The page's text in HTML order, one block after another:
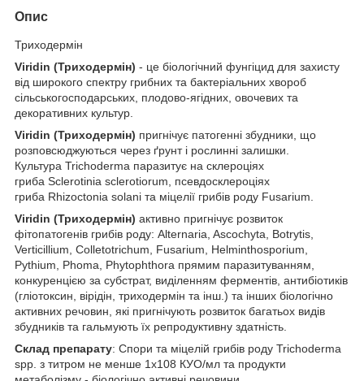
Опис
Триходермін
Viridin (Триходермін) - це біологічний фунгіцид для захисту
від широкого спектру грибних та бактеріальних хвороб
сільськогосподарських, плодово-ягідних, овочевих та
декоративних культур.
Viridin (Триходермін) пригнічує патогенні збудники, що
розповсюджуються через ґрунт і рослинні залишки.
Культура Trichoderma паразитує на склероціях
гриба Sclerotinia sclerotiorum, псевдосклероціях
гриба Rhizoctonia solani та міцелії грибів роду Fusarium.
Viridin (Триходермін) активно пригнічує розвиток
фітопатогенів грибів роду: Alternaria, Ascochyta, Botrytis,
Verticillium, Colletotrichum, Fusarium, Helminthosporium,
Pythium, Phoma, Phytophthora прямим паразитуванням,
конкуренцією за субстрат, виділенням ферментів, антибіотиків
(гліотоксин, вірідін, триходермін та інш.) та інших біологічно
активних речовин, які пригнічують розвиток багатьох видів
збудників та гальмують їх репродуктивну здатність.
Склад препарату: Спори та міцелій грибів роду Trichoderma
spp. з титром не менше 1х108 КУО/мл та продукти